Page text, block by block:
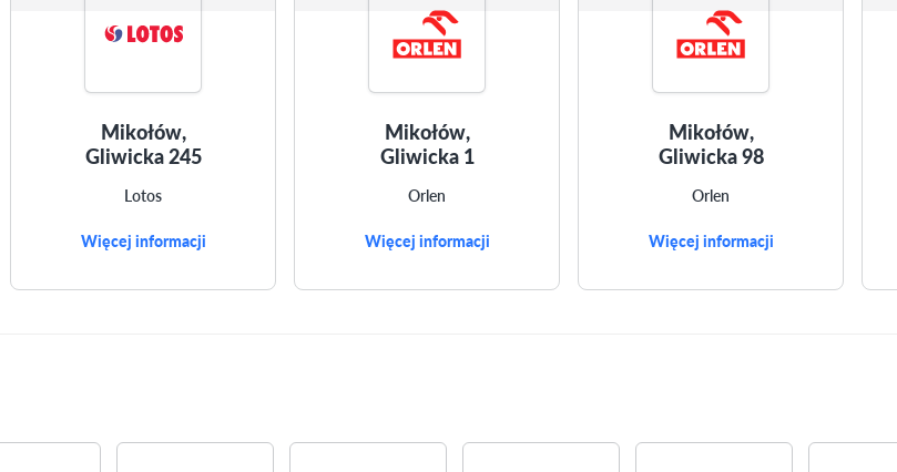
Mikołów,
Gliwicka 245
Lotos
Więcej informacji
Mikołów,
Gliwicka 1
Orlen
Więcej informacji
Mikołów,
Gliwicka 98
Orlen
Więcej informacji